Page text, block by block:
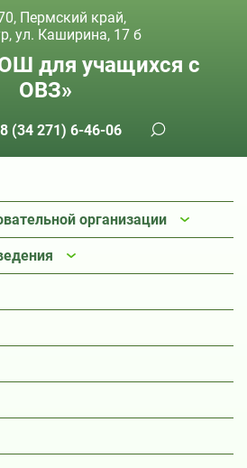
Пермский край,
ул. Каширина, 17 б
для учащихся с
ОВЗ»
8 (34 271) 6-46-06
организации